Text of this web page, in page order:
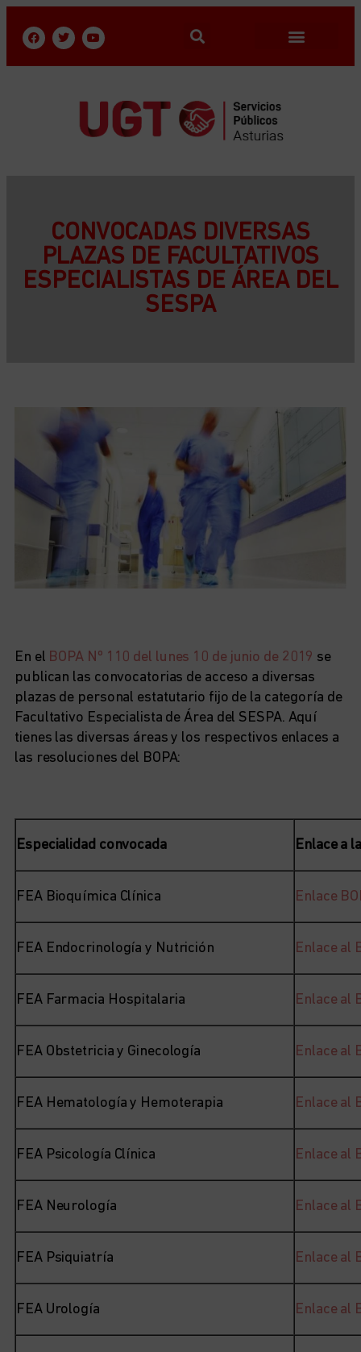
CONVOCADAS DIVERSAS
PLAZAS DE FACULTATIVOS
ESPECIALISTAS DE ÁREA DEL
SESPA
En el BOPA Nº 110 del lunes 10 de junio de 2019 se
publican las convocatorias de acceso a diversas
plazas de personal estatutario fijo de la categoría de
Facultativo Especialista de Área del SESPA. Aquí
tienes las diversas áreas y los respectivos enlaces a
las resoluciones del BOPA:
Especialidad convocada Enlace a
FEA Bioquímica Clínica Enlace
FEA Endocrinología y Nutrición Enlace al
FEA Farmacia Hospitalaria Enlace al
FEA Obstetricia y Ginecología Enlace al
FEA Hematología y Hemoterapia Enlace al
FEA Psicología Clínica Enlace al
FEA Neurología Enlace al
FEA Psiquiatría Enlace al
FEA Urología Enlace al